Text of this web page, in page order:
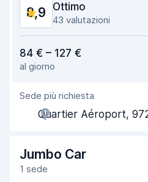
Condizioni dell'auto
8,9 Ottimo
43 valutazioni
Facile da trovare
Gentilezza degli agenti
Rapidità del ritiro
Rapidità della riconsegna
84 € – 127 €
al giorno
Sede più richiesta
Quartier Aéroport,
Jumbo Car
1 sede